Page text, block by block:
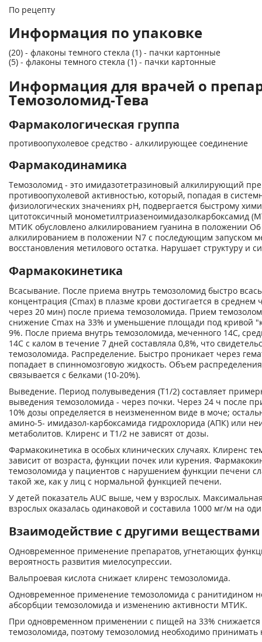
По рецепту
Информация по упаковке
(20) - флаконы темного стекла (1) - пачки картонные
(5) - флаконы темного стекла (1) - пачки картонные
Информация для врачей о
Темозоломид-Тева
Фармакологическая группа
противоопухолевое средство - алкилирующее соединение
Фармакодинамика
Темозоломид - это имидазотетразиновый алкилирующий
противоопухолевой активностью, который, попадая в
физиологических значениях pH, подвергается быстрому
цитотоксичный монометилтриазеноимидазолкарбоксамид
МТИК обусловлено алкилированием гуанина в положении О6
алкилированием в положении N7 с последующим запуском
восстановления метилового остатка. Нарушает структуру и
Фармакокинетика
Всасывание. После приема внутрь темозоломид быстро
концентрация (Сmах) в плазме крови достигается в среднем
через 20 мин) после приема темозоломида. Прием
снижение Сmах на 33% и уменьшение площади под кривой
9%. После приема внутрь темозоломида, меченного 14С,
14С с калом в течение 7 дней составляла 0,8%, что
темозоломида. Распределение. Быстро проникает через
попадает в спинномозговую жидкость. Объем
связывается с белками (10-20%).
Выведение. Период полувыведения (Т1/2) составляет
выведения темозоломида - через почки. Через 24 ч после
10% дозы определяется в неизмененном виде в моче;
амино-5- имидазол-карбоксамида гидрохлорида (АПК) или
метаболитов. Клиренс и Т1/2 не зависят от дозы.
Фармакокинетика в особых клинических случаях. Клиренс
зависит от возраста, функции почек или курения.
темозоломида у пациентов с нарушением функции печени
такой же, как у лиц с нормальной функцией печени.
У детей показатель AUC выше, чем у взрослых.
взрослых оказалась одинаковой и составила 1000 мг/м на
Взаимодействие с другими веществами
Одновременное применение препаратов, угнетающих
вероятность развития миелосупрессии.
Вальпроевая кислота снижает клиренс темозоломида.
Одновременное применение темозоломида с ранитидином
абсорбции темозоломида и изменению активности МТИК.
При одновременном применении с пищей на 33%
темозоломида, поэтому темозоломид необходимо принимать